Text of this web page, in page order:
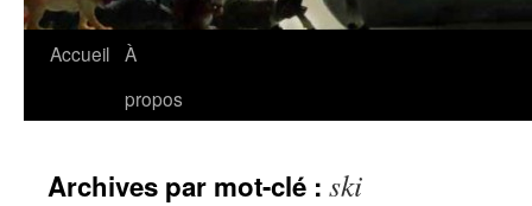
Aller
Accueil À
propos
Archives par mot-clé : ski